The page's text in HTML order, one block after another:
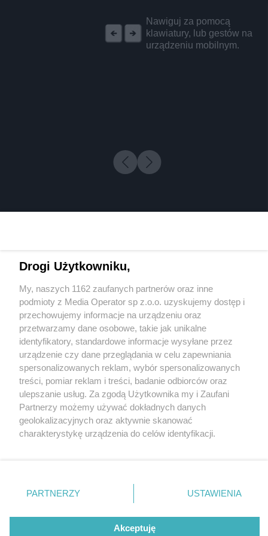
Nawiguj za pomocą
klawiatury, lub gestów na
urządzeniu mobilnym.
5 / 0
Wydawca mediów lokalnych
Nie zapomnij
zapoznać się z:
polityką prywatności regulamin korzystania z portali
Twojemiasto
Piekary Śląskie
Chorzów
Tarnowskie Góry
Gliwice
Skontakuj sięz nami
Kontakt
Wydawca
Redakcja
Drogi Użytkowniku,
My, naszych 1162 zaufanych partnerów oraz inne
podmioty z Media Operator sp z.o.o. uzyskujemy dostęp i
przechowujemy informacje na urządzeniu oraz
przetwarzamy dane osobowe, takie jak unikalne
identyfikatory, standardowe informacje wysyłane przez
urządzenie czy dane przeglądania w celu zapewniania
spersonalizowanych reklam, wybór spersonalizowanych
treści, pomiar reklam i treści, badanie odbiorców oraz
ulepszanie usług. Za zgodą Użytkownika my i Zaufani
Partnerzy możemy używać dokładnych danych
geolokalizacyjnych oraz aktywnie skanować
charakterystykę urządzenia do celów identyfikacji.
zmienić/wycofać klikając przycisk ustawień prywatności
znajdujący się w lewym dolnym rogu strony
rodzaje przetwarzania danych nie wymagają zgody
użytkownika, ale masz prawo sprzeciwić się takiemu
PARTNERZY USTAWIENIA
Akceptuję